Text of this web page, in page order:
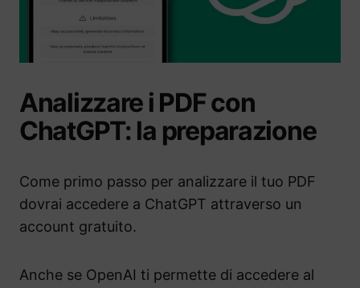
Analizzare i PDF con
ChatGPT: la preparazione
Come primo passo per analizzare il tuo PDF
dovrai accedere a ChatGPT attraverso un
account gratuito.
Anche se OpenAI ti permette di accedere al